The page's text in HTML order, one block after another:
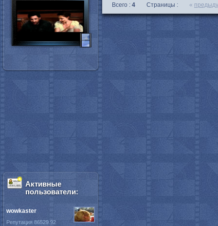
Всего : 4 Страницы : «
Активные
пользователи:
wowkaster
Репутация 86529.92